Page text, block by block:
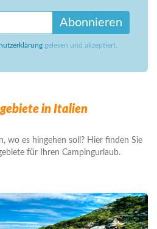
Abonnieren
gelesen und akzeptiert.
in Italien
wo es hingehen soll? Hier finden Sie
für Ihren Campingurlaub.